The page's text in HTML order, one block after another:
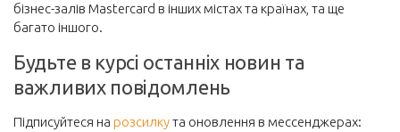
бізнес-залів Mastercard в інших містах та країнах, та ще
багато іншого.
Будьте в курсі останніх новин та
важливих повідомлень
Підписуйтеся на розсилкута оновлення в мессенджерах: